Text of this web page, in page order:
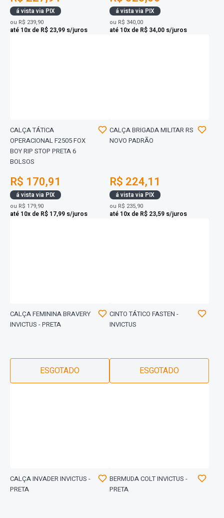
á vista via PIX
ou R$ 239,90
até 10x de R$ 23,99 s/juros
á vista via PIX
ou R$ 340,00
até 10x de R$ 34,00 s/juros
CALÇA TÁTICA
OPERACIONAL F2505 FOX
BOY RIP STOP PRETA 6
BOLSOS
R$ 170,91
á vista via PIX
ou R$ 179,90
até 10x de R$ 17,99 s/juros
CALÇA BRIGADA MILITAR RS
NOVO PADRÃO
R$ 224,11
á vista via PIX
ou R$ 235,90
até 10x de R$ 23,59 s/juros
CALÇA FEMININA BRAVERY
INVICTUS - PRETA
ESGOTADO
CINTO TÁTICO FASTEN -
INVICTUS
ESGOTADO
CALÇA INVADER INVICTUS -
PRETA
BERMUDA COLT INVICTUS -
PRETA